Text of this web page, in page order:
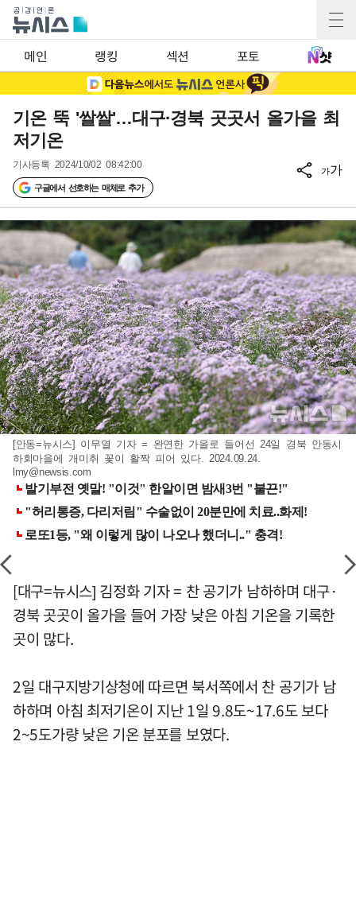
메인 랭킹 섹션 포토
기온 뚝 '쌀쌀'…대구·경북 곳곳서 올가을 최
저기온
기사등록 2024/10/02 08:42:00
구글에서 선호하는 매체로 추가
가가
[안동=뉴시스] 이무열 기자 = 완연한 가을로 들어선 24일 경북 안동시
하회마을에 개미취 꽃이 활짝 피어 있다. 2024.09.24.
lmy@newsis.com
[대구=뉴시스] 김정화 기자 = 찬 공기가 남하하며 대구·
경북 곳곳이 올가을 들어 가장 낮은 아침 기온을 기록한
곳이 많다.
2일 대구지방기상청에 따르면 북서쪽에서 찬 공기가 남
하하며 아침 최저기온이 지난 1일 9.8도~17.6도 보다
2~5도가량 낮은 기온 분포를 보였다.